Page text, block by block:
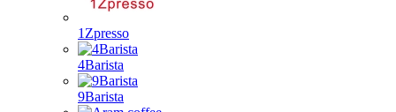
1Zpresso
4Barista
9Barista